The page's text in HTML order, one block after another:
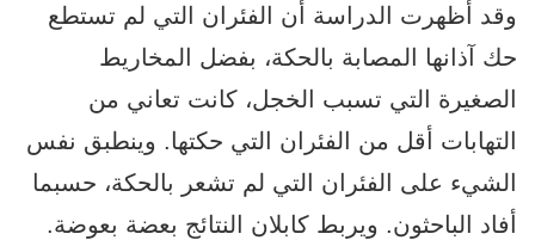
وقد أظهرت الدراسة أن الفئران التي لم تستطع
حك آذانها المصابة بالحكة، بفضل المخاريط
الصغيرة التي تسبب الخجل، كانت تعاني من
التهابات أقل من الفئران التي حكتها. وينطبق نفس
الشيء على الفئران التي لم تشعر بالحكة، حسبما
أفاد الباحثون. ويربط كابلان النتائج بعضة بعوضة.